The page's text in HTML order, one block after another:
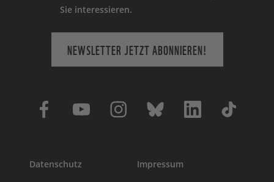
Sie interessieren.
NEWSLETTER JETZT ABONNIEREN!
Datenschutz Impressum